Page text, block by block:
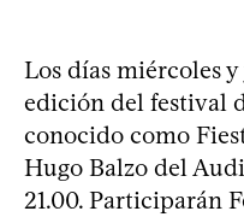
Los días miércoles
edición del festival
conocido como
Hugo Balzo del
21.00. Participarán